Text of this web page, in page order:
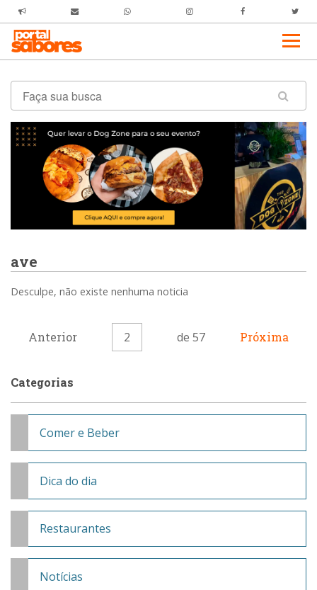
ave
Desculpe, não existe nenhuma noticia
Anterior 2 de 57 Próxima
Categorias
Comer e Beber
Dica do dia
Restaurantes
Notícias